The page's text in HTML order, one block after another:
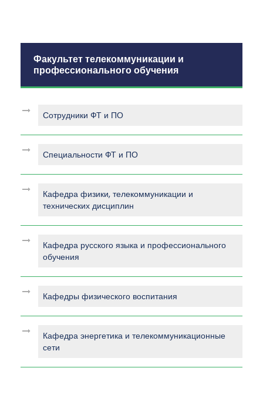
Факультет телекоммуникации и
профессионального обучения
Сотрудники ФТ и ПО
Специальности ФТ и ПО
Кафедра физики, телекоммуникации и
технических дисциплин
Кафедра русского языка и профессионального
обучения
Кафедры физического воспитания
Кафедра энергетика и телекоммуникационные
сети